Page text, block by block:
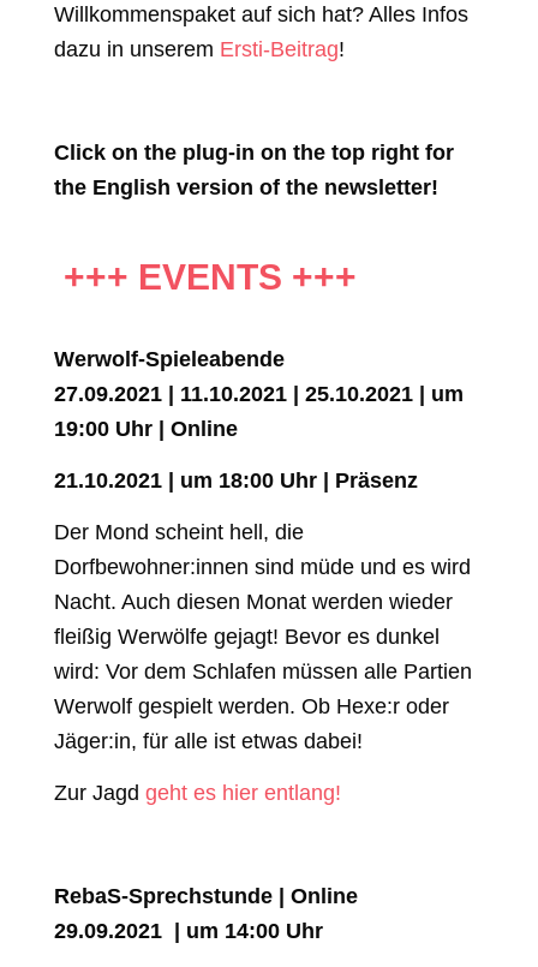
Willkommenspaket auf sich hat? Alles Infos
dazu in unserem Ersti-Beitrag!
Click on the plug-in on the top right for
the English version of the newsletter!
+++ EVENTS +++
Werwolf-Spieleabende
27.09.2021 | 11.10.2021 | 25.10.2021 | um
19:00 Uhr | Online
21.10.2021 | um 18:00 Uhr | Präsenz
Der Mond scheint hell, die
Dorfbewohner:innen sind müde und es wird
Nacht. Auch diesen Monat werden wieder
fleißig Werwölfe gejagt! Bevor es dunkel
wird: Vor dem Schlafen müssen alle Partien
Werwolf gespielt werden. Ob Hexe:r oder
Jäger:in, für alle ist etwas dabei!
Zur Jagd geht es hier entlang!
RebaS-Sprechstunde | Online
29.09.2021 | um 14:00 Uhr